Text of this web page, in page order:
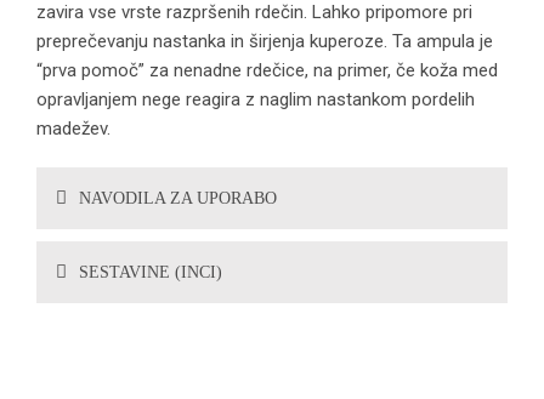
zavira vse vrste razpršenih rdečin. Lahko pripomore pri
preprečevanju nastanka in širjenja kuperoze. Ta ampula je
“prva pomoč” za nenadne rdečice, na primer, če koža med
opravljanjem nege reagira z naglim nastankom pordelih
madežev.
NAVODILA ZA UPORABO
SESTAVINE (INCI)